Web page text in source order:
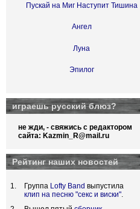
Пускай на Миг Наступит Тишина
Ангел
Луна
Эпилог
играешь русский блюз?
не жди, - свяжись с редактором
сайта: Kazmin_R@mail.ru
Рейтинг наших новостей
Группа Lofty Band выпустила
клип на песню "секс и виски"